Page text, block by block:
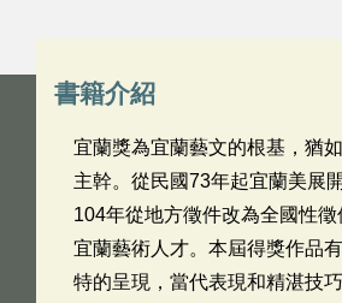
書籍介紹
宜蘭獎為宜蘭藝文的根基，猶
主幹。從民國73年起宜蘭美展
104年從地方徵件改為全國性
宜蘭藝術人才。本屆得獎作品
特的呈現，當代表現和精湛技巧